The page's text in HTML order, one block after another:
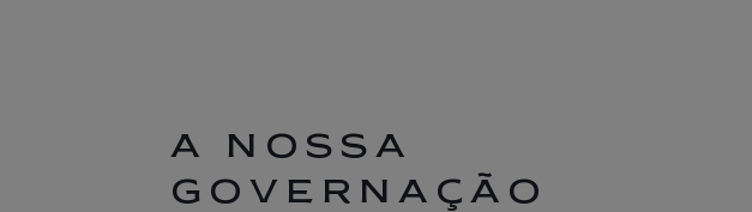
A NOSSA
GOVERNAÇÃO